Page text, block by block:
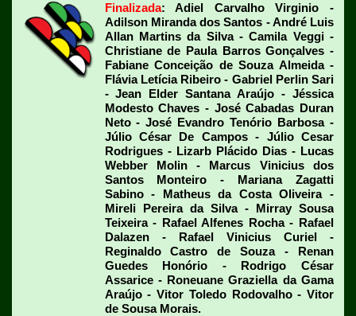
Finalizada: Adiel Carvalho Virginio -
Adilson Miranda dos Santos - André Luis
Allan Martins da Silva - Camila Veggi -
Christiane de Paula Barros Gonçalves -
Fabiane Conceição de Souza Almeida -
Flávia Letícia Ribeiro - Gabriel Perlin Sari
- Jean Elder Santana Araújo - Jéssica
Modesto Chaves - José Cabadas Duran
Neto - José Evandro Tenório Barbosa -
Júlio César De Campos - Júlio Cesar
Rodrigues - Lizarb Plácido Dias - Lucas
Webber Molin - Marcus Vinicius dos
Santos Monteiro - Mariana Zagatti
Sabino - Matheus da Costa Oliveira -
Mireli Pereira da Silva - Mirray Sousa
Teixeira - Rafael Alfenes Rocha - Rafael
Dalazen - Rafael Vinicius Curiel -
Reginaldo Castro de Souza - Renan
Guedes Honório - Rodrigo César
Assarice - Roneuane Graziella da Gama
Araújo - Vitor Toledo Rodovalho - Vitor
de Sousa Morais.